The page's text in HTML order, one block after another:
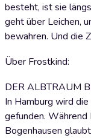
besteht, ist sie
geht über Leichen,
bewahren. Und die
Über Frostkind:
DER ALBTRAUM
In Hamburg wird
gefunden.
Bogenhausen